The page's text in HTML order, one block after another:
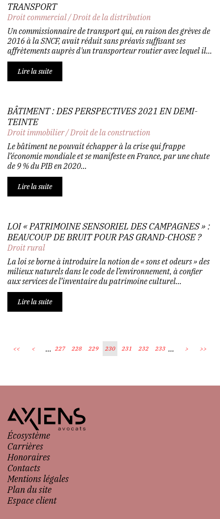
TRANSPORT
Droit commercial/Droit de la distribution
Un commissionnaire de transport qui, en raison des grèves de
2016 à la SNCF, avait réduit sans préavis suffisant ses
affrètements auprès d'un transporteur routier avec lequel il...
Lire la suite
BÂTIMENT : DES PERSPECTIVES 2021 EN DEMI-
TEINTE
Droit immobilier/Droit de la construction
Le bâtiment ne pouvait échapper à la crise qui frappe
l’économie mondiale et se manifeste en France, par une chute
de 9 % du PIB en 2020...
Lire la suite
LOI « PATRIMOINE SENSORIEL DES CAMPAGNES » :
BEAUCOUP DE BRUIT POUR PAS GRAND-CHOSE ?
Droit rural
La loi se borne à introduire la notion de « sons et odeurs » des
milieux naturels dans le code de l’environnement, à confier
aux services de l’inventaire du patrimoine culturel...
Lire la suite
<< < ... 227 228 229 230 231 232 233 ... > >>
Écosystème
Carrières
Honoraires
Contacts
Mentions légales
Plan du site
Espace client